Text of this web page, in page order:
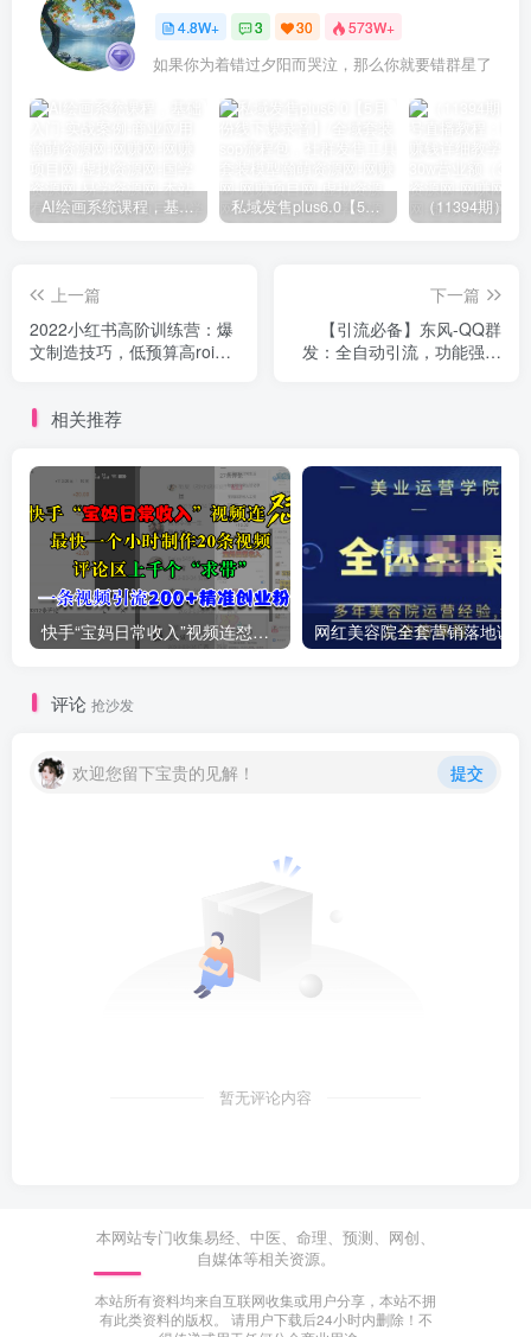
4.8W+ 3 30 573W+
如果你为着错过夕阳而哭泣，那么你就要错群星了
私域发售plus6.0【5月份线下课录音】/全域套装sop流程包，社群发售工具套装模型
上一篇
2022小红书高阶训练营：爆
文制造技巧，低预算高roi投
下一篇
【引流必备】东风-QQ群
发：全自动引流，功能强大
相关推荐
快手“宝妈日常收入”视频连怼，最快一个小时制作20条视频，评论区上千个“求带”，一条视频引流200+精准创业粉
评论 抢沙发
欢迎您留下宝贵的见解！ 提交
暂无评论内容
本网站专门收集易经、中医、命理、预测、网创、
自媒体等相关资源。
本站所有资料均来自互联网收集或用户分享，本站不拥
有此类资料的版权。 请用户下载后24小时内删除！不